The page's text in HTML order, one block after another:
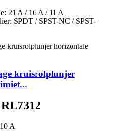
21 A / 16 A / 11 A
SPDT / SPST-NC / SPST-
kruisrolplunjer
A